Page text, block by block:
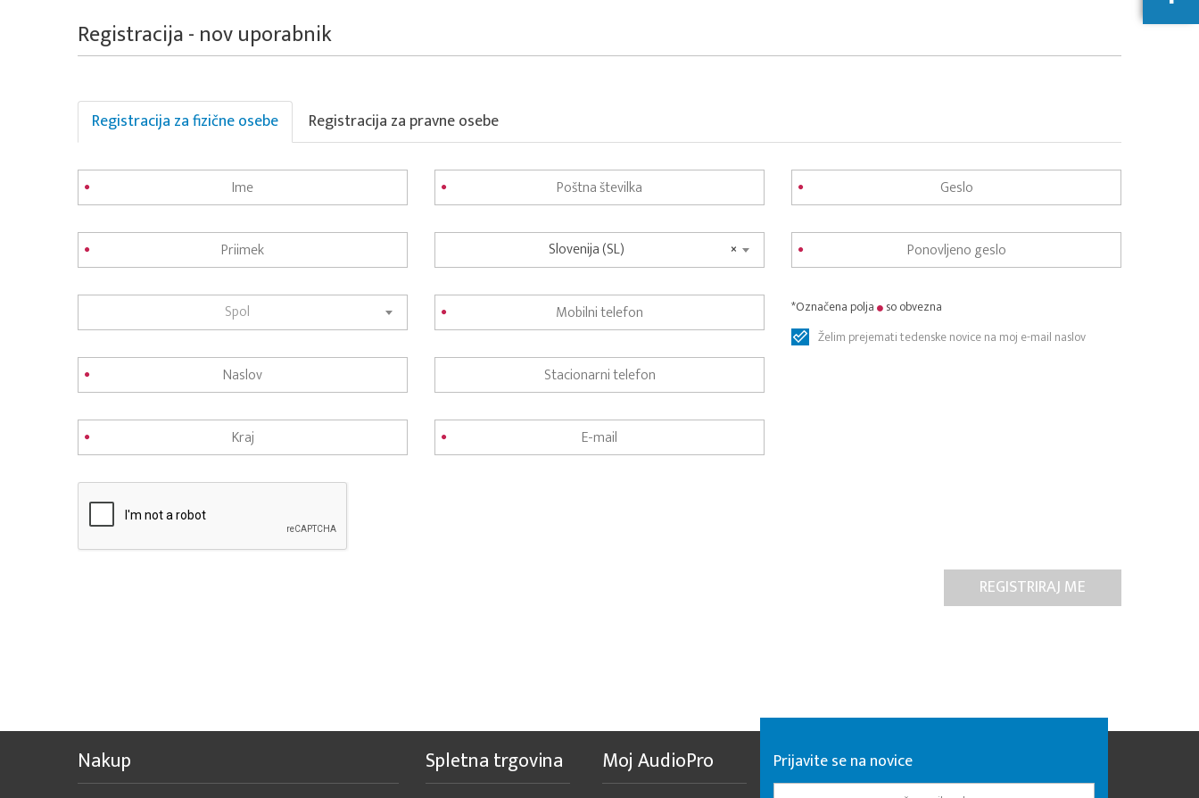
Registracija - nov uporabnik
Registracija za fizične osebe Registracija za pravne osebe
Spol
×
Slovenija (SL)
*Označena polja
so obvezna
Želim prejemati tedenske novice na moj e-mail naslov
Nakup Spletna trgovina Moj AudioPro Prijavite se na novice